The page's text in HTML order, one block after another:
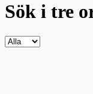
Sök i tre